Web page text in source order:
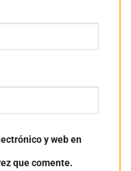
y web en
que comente.